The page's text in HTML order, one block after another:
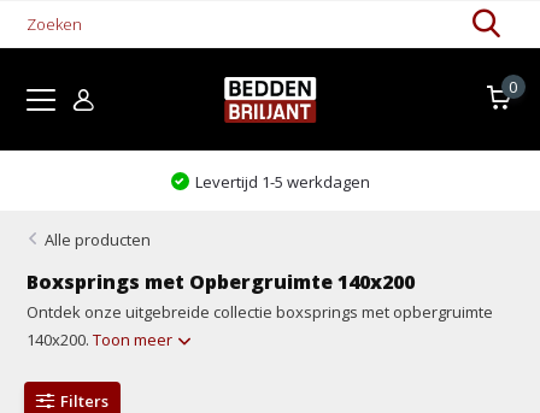
0
Kom proefliggen!
Alle producten
Boxsprings met Opbergruimte 140x200
Ontdek onze uitgebreide collectie boxsprings met opbergruimte
140x200.Toon meer
Filters